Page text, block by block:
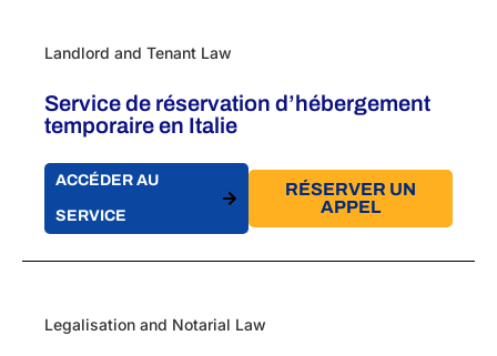
Landlord and Tenant Law
Service de réservation d’hébergement
temporaire en Italie
ACCÉDER AU
SERVICE
RÉSERVER UN
APPEL
Legalisation and Notarial Law